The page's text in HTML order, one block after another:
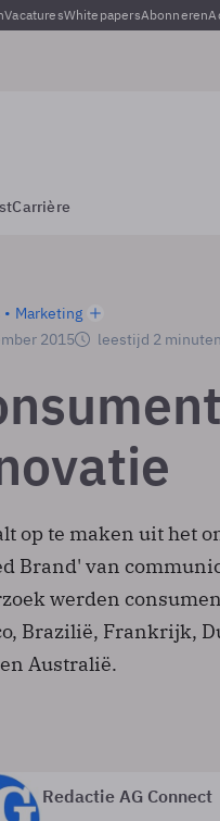
VacaturesWhitepapersAbonneren
Carrière
Marketing
2015
leestijd 2 minuten
op te maken uit het
Brand' van
werden
Brazilië, Frankrijk,
Australië.
Redactie AG Connect